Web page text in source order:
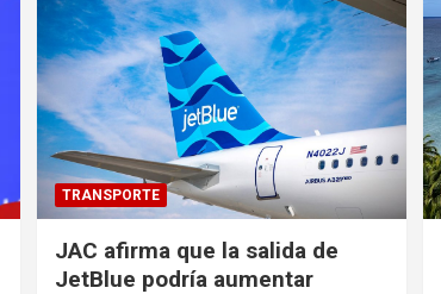
TRANSPORTE
JAC afirma que la salida de
JetBlue podría aumentar